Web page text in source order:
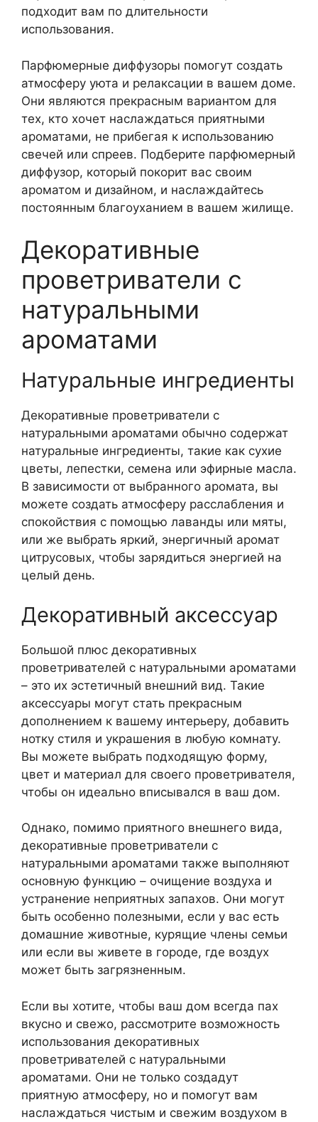
подходит вам по длительности
использования.
Парфюмерные диффузоры помогут создать
атмосферу уюта и релаксации в вашем доме.
Они являются прекрасным вариантом для
тех, кто хочет наслаждаться приятными
ароматами, не прибегая к использованию
свечей или спреев. Подберите парфюмерный
диффузор, который покорит вас своим
ароматом и дизайном, и наслаждайтесь
постоянным благоуханием в вашем жилище.
Декоративные
проветриватели с
натуральными
ароматами
Натуральные ингредиенты
Декоративные проветриватели с
натуральными ароматами обычно содержат
натуральные ингредиенты, такие как сухие
цветы, лепестки, семена или эфирные масла.
В зависимости от выбранного аромата, вы
можете создать атмосферу расслабления и
спокойствия с помощью лаванды или мяты,
или же выбрать яркий, энергичный аромат
цитрусовых, чтобы зарядиться энергией на
целый день.
Декоративный аксессуар
Большой плюс декоративных
проветривателей с натуральными ароматами
– это их эстетичный внешний вид. Такие
аксессуары могут стать прекрасным
дополнением к вашему интерьеру, добавить
нотку стиля и украшения в любую комнату.
Вы можете выбрать подходящую форму,
цвет и материал для своего проветривателя,
чтобы он идеально вписывался в ваш дом.
Однако, помимо приятного внешнего вида,
декоративные проветриватели с
натуральными ароматами также выполняют
основную функцию – очищение воздуха и
устранение неприятных запахов. Они могут
быть особенно полезными, если у вас есть
домашние животные, курящие члены семьи
или если вы живете в городе, где воздух
может быть загрязненным.
Если вы хотите, чтобы ваш дом всегда пах
вкусно и свежо, рассмотрите возможность
использования декоративных
проветривателей с натуральными
ароматами. Они не только создадут
приятную атмосферу, но и помогут вам
наслаждаться чистым и свежим воздухом в